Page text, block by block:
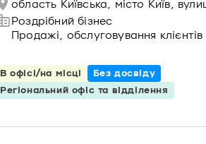
область Київська, місто Київ,
Роздрібний бізнес
Продажі, обслуговування клієнтів
В офісі/на місці
Без досвіду
Регіональний офіс та відділення